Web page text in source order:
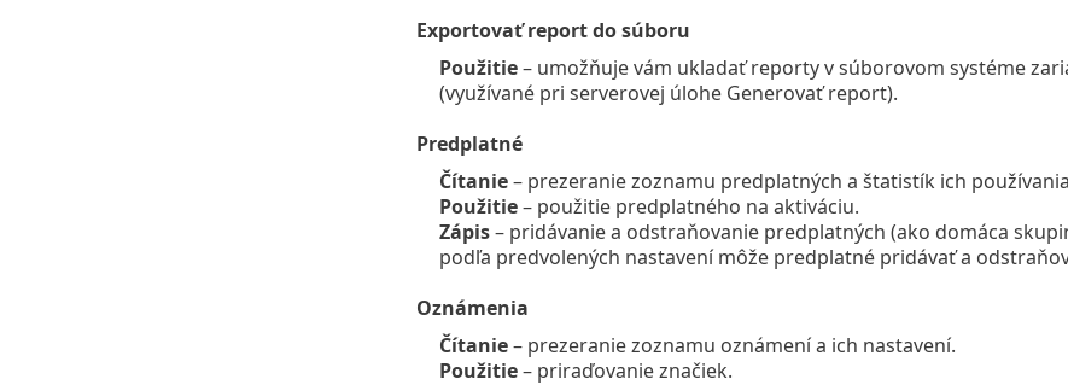
Exportovať report do súboru
Použitie– umožňuje vám ukladať reporty v súborovom systéme
(využívané pri serverovej úlohe Generovať report).
Predplatné
Čítanie– prezeranie zoznamu predplatných a štatistík ich
Použitie– použitie predplatného na aktiváciu.
Zápis– pridávanie a odstraňovanie predplatných (ako domáca
podľa predvolených nastavení môže predplatné pridávať a
Oznámenia
Čítanie– prezeranie zoznamu oznámení a ich nastavení.
Použitie– priraďovanie značiek.